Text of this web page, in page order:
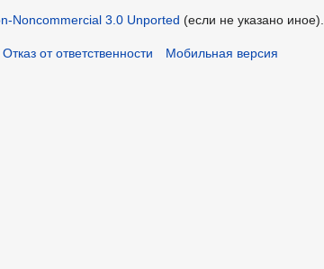
Noncommercial 3.0 Unported (если не указано иное).
Отказ от ответственности Мобильная версия